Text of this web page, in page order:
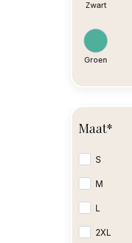
Zwart
Groen
Maat*
S
M
L
2XL